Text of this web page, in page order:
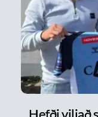
Hefði viljað